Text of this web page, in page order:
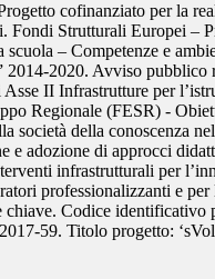
cofinanziato per la
Fondi Strutturali Europei –
scuola – Competenze e
2014-2020. Avviso
Asse II Infrastrutture per
Regionale (FESR) -
società della conoscenza
e adozione di approcci
infrastrutturali per
professionalizzanti e per
chiave. Codice identificativo
59. Titolo progetto: